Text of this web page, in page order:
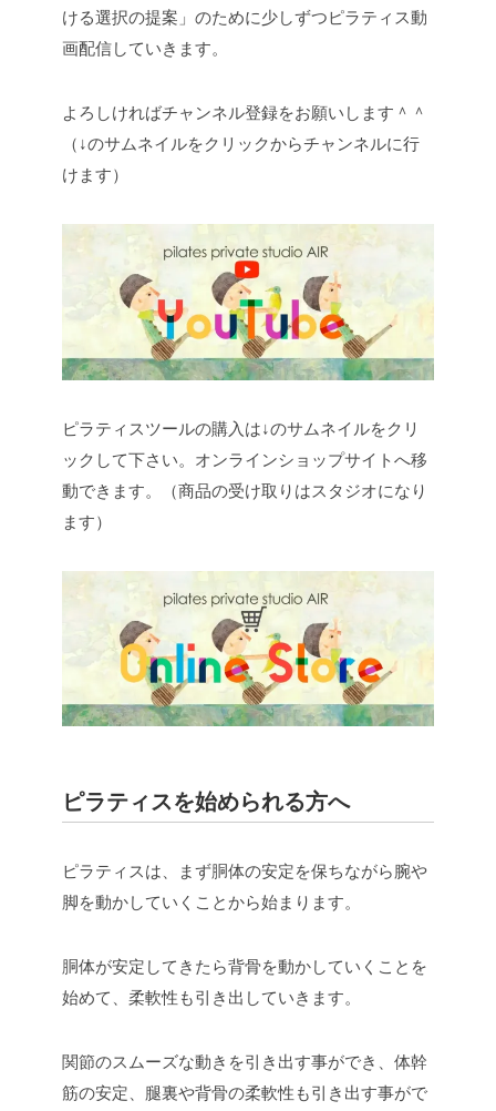
ける選択の提案」のために少しずつピラティス動
画配信していきます。
よろしければチャンネル登録をお願いします＾＾
（↓のサムネイルをクリックからチャンネルに行
けます）
ピラティスツールの購入は↓のサムネイルをクリ
ックして下さい。オンラインショップサイトへ移
動できます。（商品の受け取りはスタジオになり
ます）
ピラティスを始められる方へ
ピラティスは、まず胴体の安定を保ちながら腕や
脚を動かしていくことから始まります。
胴体が安定してきたら背骨を動かしていくことを
始めて、柔軟性も引き出していきます。
関節のスムーズな動きを引き出す事ができ、体幹
筋の安定、腿裏や背骨の柔軟性も引き出す事がで